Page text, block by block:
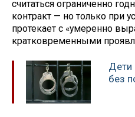
считаться ограниченно
контракт — но только при
протекает с «умеренно
кратковременными
Дети
без